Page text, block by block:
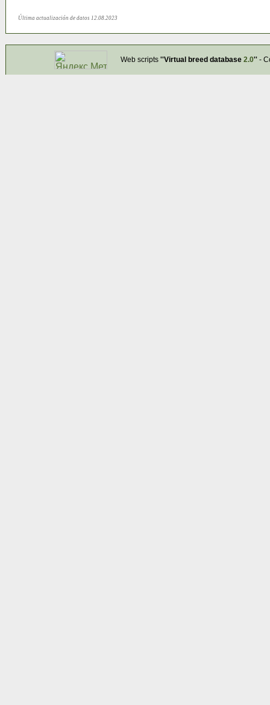
Última actualización de datos 12.08.2023
Web scripts ''Virtual breed database 2.0''-